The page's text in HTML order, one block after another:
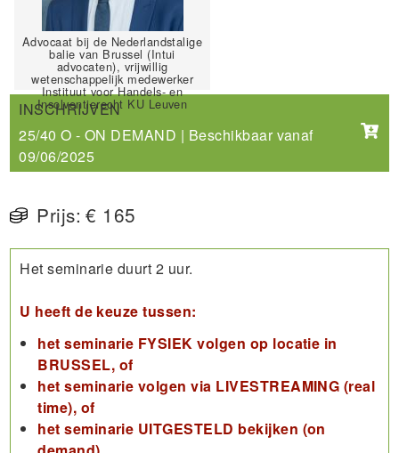
Advocaat bij de Nederlandstalige
balie van Brussel (Intui
advocaten), vrijwillig
wetenschappelijk medewerker
Instituut voor Handels- en
Insolventierecht KU Leuven
INSCHRIJVEN
25/40 O - ON DEMAND | Beschikbaar vanaf
09/06/2025
Prijs: € 165
Het seminarie duurt 2 uur.
U heeft de keuze tussen:
het seminarie FYSIEK volgen op locatie in
BRUSSEL, of
het seminarie volgen via LIVESTREAMING (real
time), of
het seminarie UITGESTELD bekijken (on